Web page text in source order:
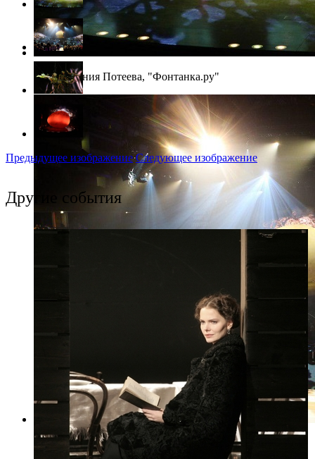
Фото: Ксения Потеева, "Фонтанка.ру"
Фото: Ксения Потеева, "Фонтанка.ру"
Предыдущее изображение Следующее изображение
Другие события